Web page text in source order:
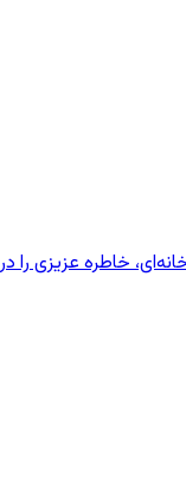
خاطره عزیزی را